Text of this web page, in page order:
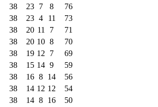
38 23 7 8
76
38 23 4 11
73
38 20 11 7
71
38 20 10 8
70
38 19 12 7
69
38 15 14 9
59
38 16 8 14
56
38 14 12 12
54
38 14 8 16
50